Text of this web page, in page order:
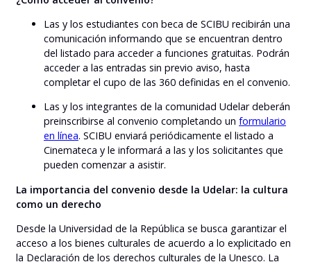
Las y los estudiantes con beca de SCIBU recibirán una
comunicación informando que se encuentran dentro
del listado para acceder a funciones gratuitas. Podrán
acceder a las entradas sin previo aviso, hasta
completar el cupo de las 360 definidas en el convenio.
Las y los integrantes de la comunidad Udelar deberán
preinscribirse al convenio completando un formulario
en línea. SCIBU enviará periódicamente el listado a
Cinemateca y le informará a las y los solicitantes que
pueden comenzar a asistir.
La importancia del convenio desde la Udelar: la cultura
como un derecho
Desde la Universidad de la República se busca garantizar el
acceso a los bienes culturales de acuerdo a lo explicitado en
la Declaración de los derechos culturales de la Unesco. La